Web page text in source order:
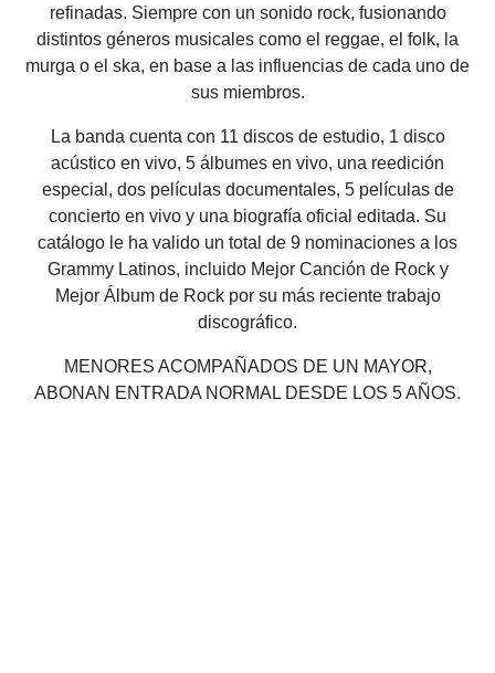
refinadas. Siempre con un sonido rock, fusionando
distintos géneros musicales como el reggae, el folk, la
murga o el ska, en base a las influencias de cada uno de
sus miembros.
La banda cuenta con 11 discos de estudio, 1 disco
acústico en vivo, 5 álbumes en vivo, una reedición
especial, dos películas documentales, 5 películas de
concierto en vivo y una biografía oficial editada. Su
catálogo le ha valido un total de 9 nominaciones a los
Grammy Latinos, incluido Mejor Canción de Rock y
Mejor Álbum de Rock por su más reciente trabajo
discográfico.
MENORES ACOMPAÑADOS DE UN MAYOR,
ABONAN ENTRADA NORMAL DESDE LOS 5 AÑOS.